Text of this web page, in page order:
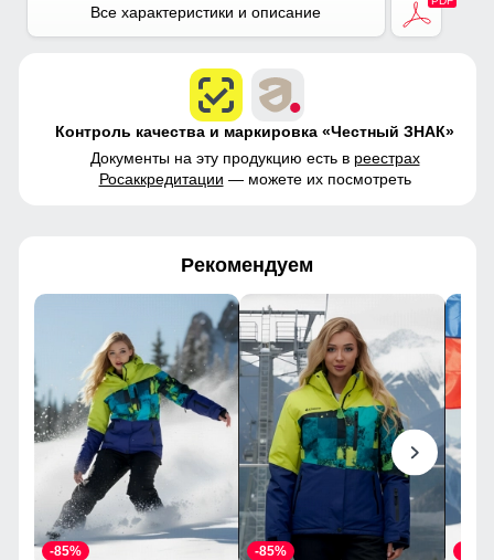
Плащевка, Тефлон,
Экологичные материалы
Все характеристики и описание
Контроль качества и маркировка «Честный ЗНАК»
Документы на эту продукцию есть в реестрах
Росаккредитации — можете их посмотреть
Рекомендуем
-85% -85%